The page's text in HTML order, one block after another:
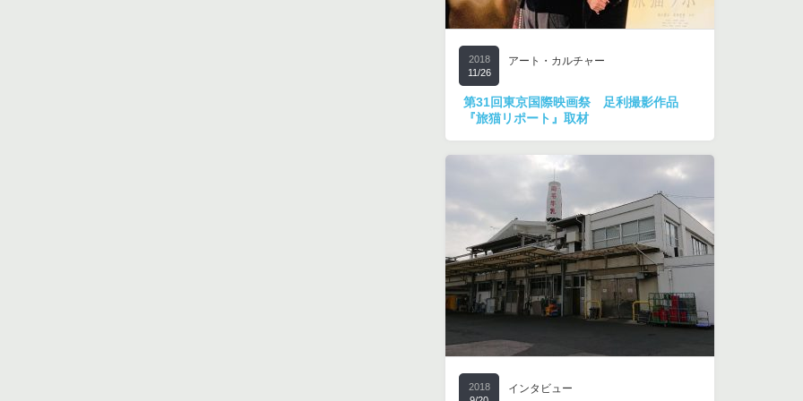
2018
11/26
アート・カルチャー
第31回東京国際映画祭 足利撮影作品
『旅猫リポート』取材
2018
インタビュー